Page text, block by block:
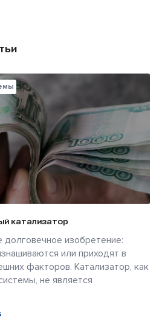
катализатор
изобретение:
или приходят в
факторов. Катализатор, как
не является